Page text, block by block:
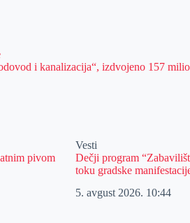
i kanalizacija“, izdvojeno 157
pivom
Vesti
Dečji program
toku gradske
5. avgust 2026. 10:44